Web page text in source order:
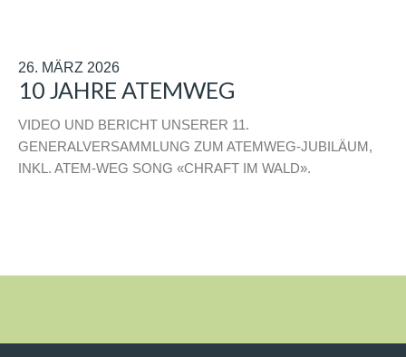
26. MÄRZ 2026
10 JAHRE ATEMWEG
VIDEO UND BERICHT UNSERER 11.
GENERALVERSAMMLUNG ZUM ATEMWEG-JUBILÄUM,
INKL. ATEM-WEG SONG «CHRAFT IM WALD».